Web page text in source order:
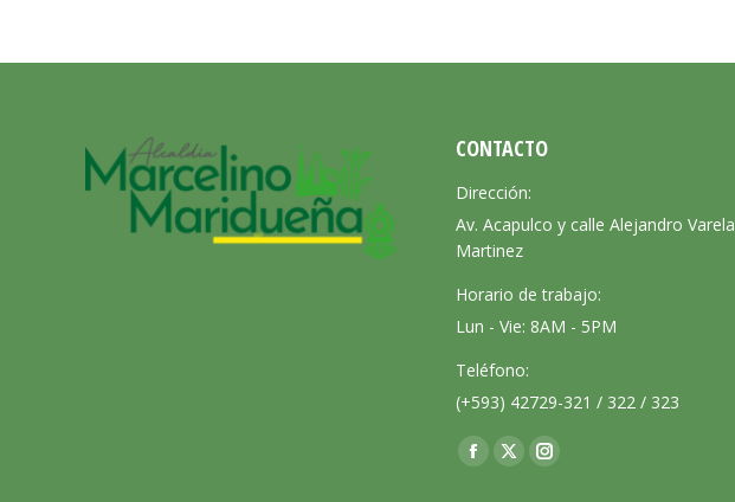
CONTACTO
Dirección:
Av. Acapulco y calle Alejandro Varela
Martinez
Horario de trabajo:
Lun - Vie: 8AM - 5PM
Teléfono:
(+593) 42729-321 / 322 / 323
Encuéntranos en:
Facebook
X
Instagram